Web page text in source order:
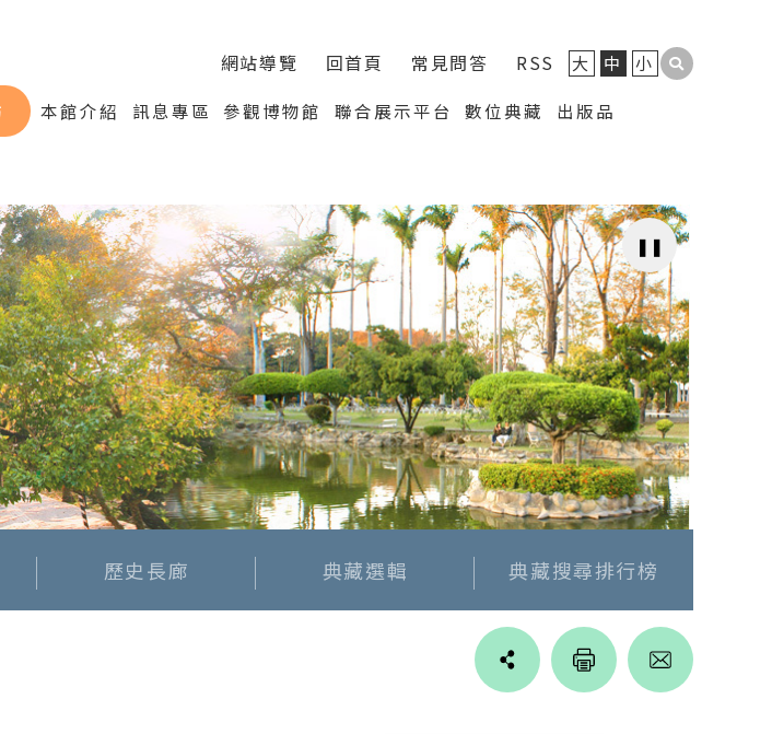
網站導覽 回首頁 常見問答 RSS 大 中 小
本館介紹 訊息專區 參觀博物館 聯合展示平台 數位典藏
出版品
歷史長廊 典藏選輯 典藏搜尋排行榜
Line